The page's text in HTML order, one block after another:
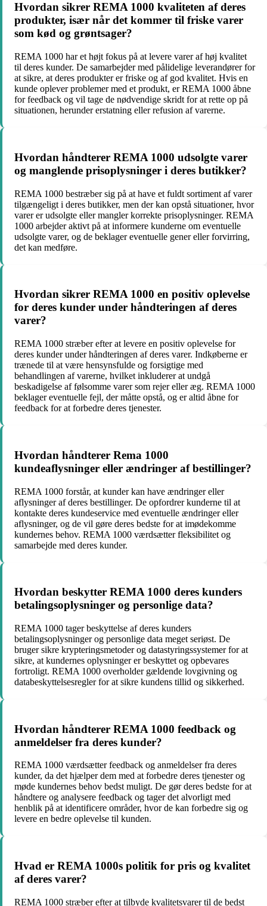
Hvordan sikrer REMA 1000 kvaliteten af deres
produkter, især når det kommer til friske varer
som kød og grøntsager?
REMA 1000 har et højt fokus på at levere varer af høj kvalitet
til deres kunder. De samarbejder med pålidelige leverandører for
at sikre, at deres produkter er friske og af god kvalitet. Hvis en
kunde oplever problemer med et produkt, er REMA 1000 åbne
for feedback og vil tage de nødvendige skridt for at rette op på
situationen, herunder erstatning eller refusion af varerne.
Hvordan håndterer REMA 1000 udsolgte varer
og manglende prisoplysninger i deres butikker?
REMA 1000 bestræber sig på at have et fuldt sortiment af varer
tilgængeligt i deres butikker, men der kan opstå situationer, hvor
varer er udsolgte eller mangler korrekte prisoplysninger. REMA
1000 arbejder aktivt på at informere kunderne om eventuelle
udsolgte varer, og de beklager eventuelle gener eller forvirring,
det kan medføre.
Hvordan sikrer REMA 1000 en positiv oplevelse
for deres kunder under håndteringen af deres
varer?
REMA 1000 stræber efter at levere en positiv oplevelse for
deres kunder under håndteringen af deres varer. Indkøberne er
trænede til at være hensynsfulde og forsigtige med
behandlingen af varerne, hvilket inkluderer at undgå
beskadigelse af følsomme varer som rejer eller æg. REMA 1000
beklager eventuelle fejl, der måtte opstå, og er altid åbne for
feedback for at forbedre deres tjenester.
Hvordan håndterer Rema 1000
kundeaflysninger eller ændringer af bestillinger?
REMA 1000 forstår, at kunder kan have ændringer eller
aflysninger af deres bestillinger. De opfordrer kunderne til at
kontakte deres kundeservice med eventuelle ændringer eller
aflysninger, og de vil gøre deres bedste for at imødekomme
kundernes behov. REMA 1000 værdsætter fleksibilitet og
samarbejde med deres kunder.
Hvordan beskytter REMA 1000 deres kunders
betalingsoplysninger og personlige data?
REMA 1000 tager beskyttelse af deres kunders
betalingsoplysninger og personlige data meget seriøst. De
bruger sikre krypteringsmetoder og datastyringssystemer for at
sikre, at kundernes oplysninger er beskyttet og opbevares
fortroligt. REMA 1000 overholder gældende lovgivning og
databeskyttelsesregler for at sikre kundens tillid og sikkerhed.
Hvordan håndterer REMA 1000 feedback og
anmeldelser fra deres kunder?
REMA 1000 værdsætter feedback og anmeldelser fra deres
kunder, da det hjælper dem med at forbedre deres tjenester og
møde kundernes behov bedst muligt. De gør deres bedste for at
håndtere og analysere feedback og tager det alvorligt med
henblik på at identificere områder, hvor de kan forbedre sig og
levere en bedre oplevelse til kunden.
Hvad er REMA 1000s politik for pris og kvalitet
af deres varer?
REMA 1000 stræber efter at tilbyde kvalitetsvarer til de bedst